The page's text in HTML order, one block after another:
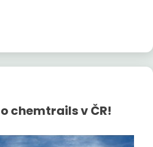
chemtrails v ČR!